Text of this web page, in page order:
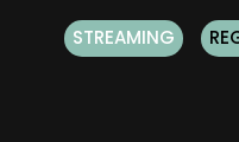
STREAMING